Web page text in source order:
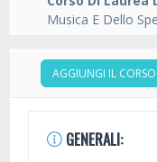
Musica E Dello
AGGIUNGI IL
GENERALI: